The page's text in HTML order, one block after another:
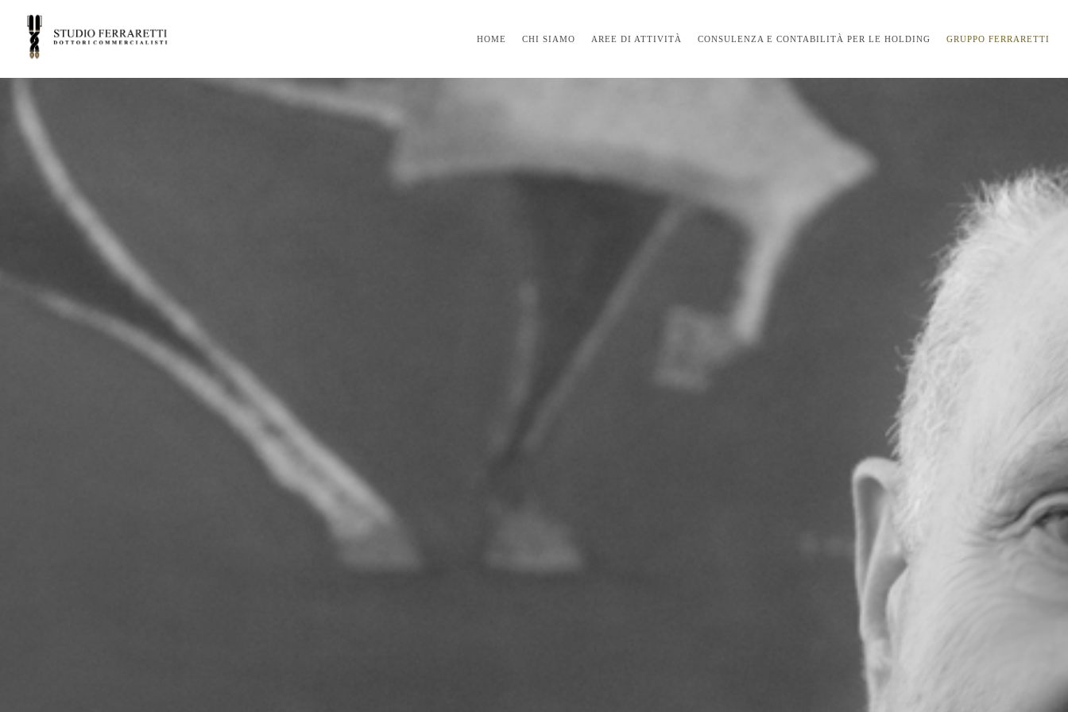
HOME CHI SIAMO AREE DI ATTIVITÀ CONSULENZA E CONTABILITÀ PER LE HOLDING GRUPPO FERRARETTI